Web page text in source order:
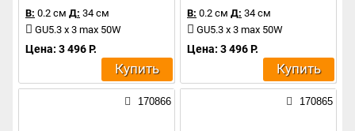
В: 0.2 см Д: 34 см
GU5.3 x 3 max 50W
Цена: 3 496 Р.
Купить
В: 0.2 см Д: 34 см
GU5.3 x 3 max 50W
Цена: 3 496 Р.
Купить
170866 170865